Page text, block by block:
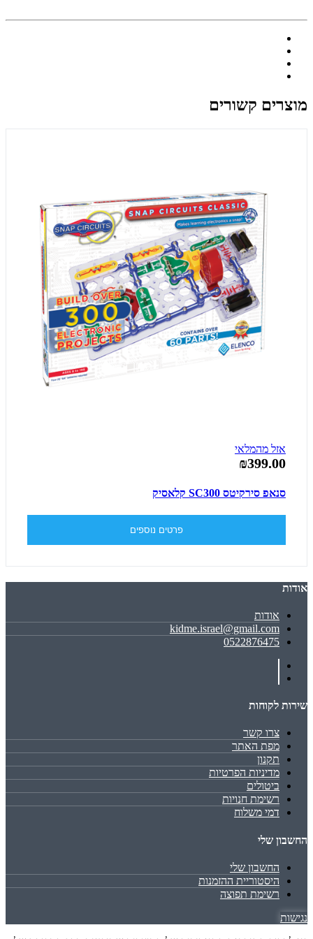
מוצרים קשורים
אזל מהמלאי
₪399.00
סנאפ סירקיטס SC300 קלאסיק
פרטים נוספים
אודות
אודות
kidme.israel@gmail.com
0522876475
שירות לקוחות
צרו קשר
מפת האתר
תקנון
מדיניות הפרטיות
ביטולים
רשימת חנויות
דמי משלוח
החשבון שלי
החשבון שלי
היסטוריית ההזמנות
רשימת תפוצה
נגישות